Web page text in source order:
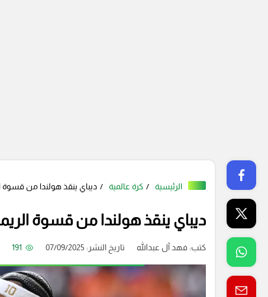
الرئيسية كرة عالمية ديباي ينقذ هولندا من قسوة
ديباي ينقذ هولندا من قسوة
كتب: فهد آل عبدالله تاريخ النشر: 07/09/2025 191